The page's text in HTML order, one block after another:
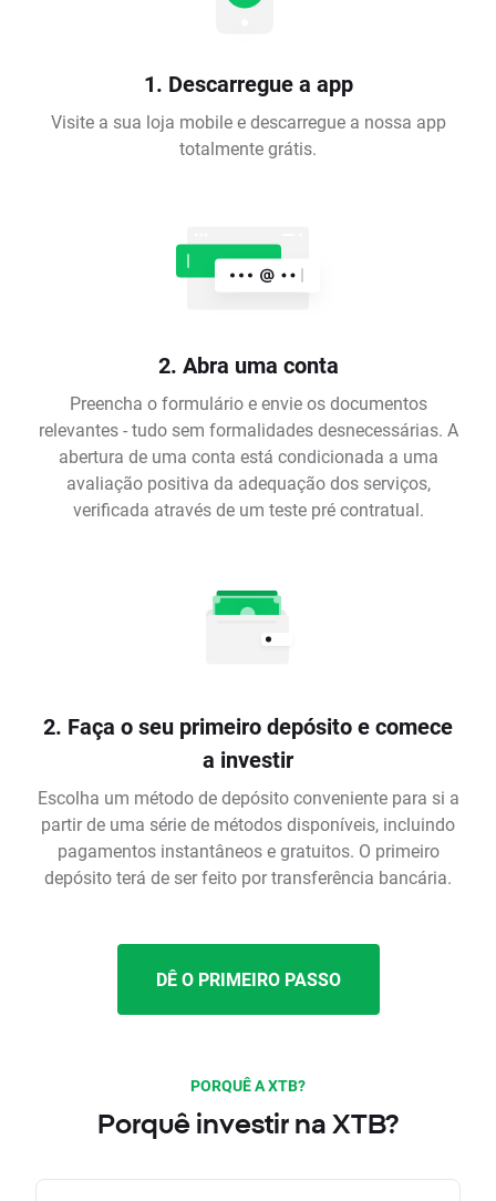
1. Descarregue a app
Visite a sua loja mobile e descarregue a nossa app
totalmente grátis.
2. Abra uma conta
Preencha o formulário e envie os documentos
relevantes - tudo sem formalidades desnecessárias. A
abertura de uma conta está condicionada a uma
avaliação positiva da adequação dos serviços,
verificada através de um teste pré contratual.
2. Faça o seu primeiro depósito e comece
a investir
Escolha um método de depósito conveniente para si a
partir de uma série de métodos disponíveis, incluindo
pagamentos instantâneos e gratuitos. O primeiro
depósito terá de ser feito por transferência bancária.
DÊ O PRIMEIRO PASSO
PORQUÊ A XTB?
Porquê investir na XTB?